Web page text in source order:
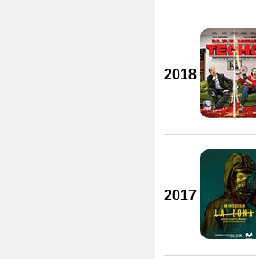
2018
2017